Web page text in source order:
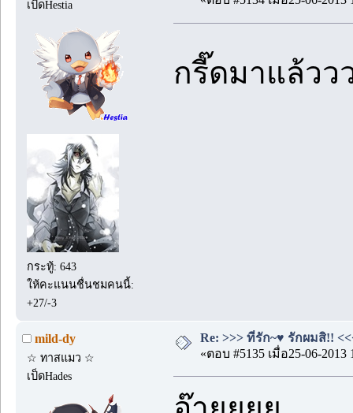
เป็ดHestia
กระทู้: 643
ให้คะแนนชื่นชมคนนี้:
+27/-3
กรี๊ดมาแล้วว
mild-dy
☆ ทาสแมว ☆
เป็ดHades
Re: >>> ที่รัก~♥ รักผมสิ!!
«ตอบ #5135 เมื่อ25-06-2013